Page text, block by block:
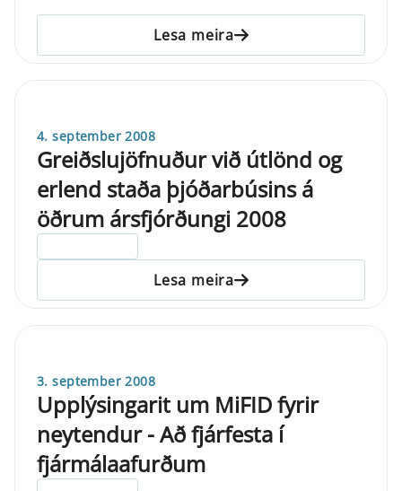
Lesa meira
4. september 2008
Greiðslujöfnuður við útlönd og
erlend staða þjóðarbúsins á
öðrum ársfjórðungi 2008
Lesa meira
3. september 2008
Upplýsingarit um MiFID fyrir
neytendur - Að fjárfesta í
fjármálaafurðum